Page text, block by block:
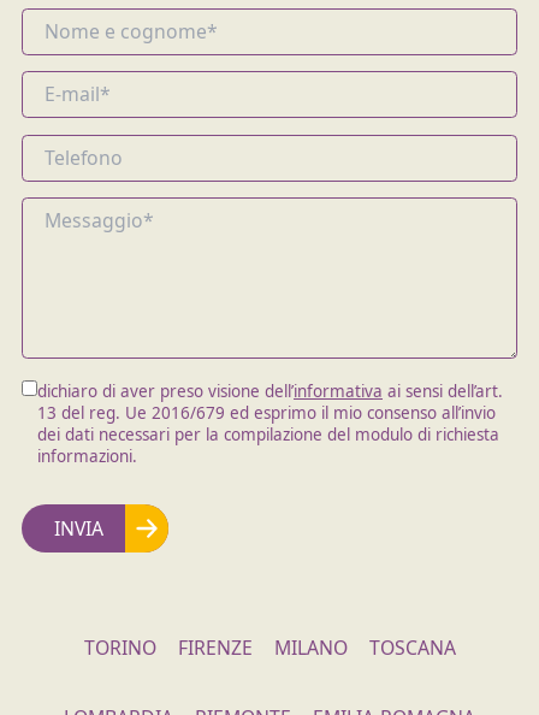
dichiaro di aver preso visione dell’informativa ai sensi dell’art.
13 del reg. Ue 2016/679 ed esprimo il mio consenso all’invio
dei dati necessari per la compilazione del modulo di richiesta
informazioni.
TORINO FIRENZE MILANO TOSCANA